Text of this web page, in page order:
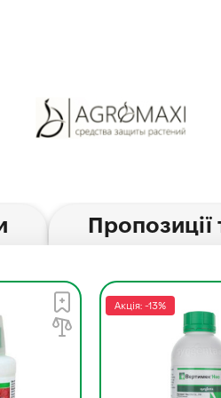
Пропозиції
Акція: -13%